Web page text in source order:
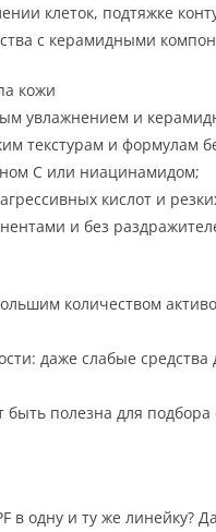
клеток, подтяжке
с керамидными
кожи
увлажнением и
текстурам и формулам
C или ниацинамидом;
кислот и
и без
количеством
даже слабые
полезна для
в одну и ту же линейку?